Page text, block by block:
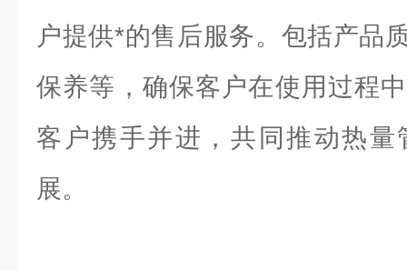
户提供*的售后服务。包括产品
保养等，确保客户在使用过程
客户携手并进，共同推动热
展。